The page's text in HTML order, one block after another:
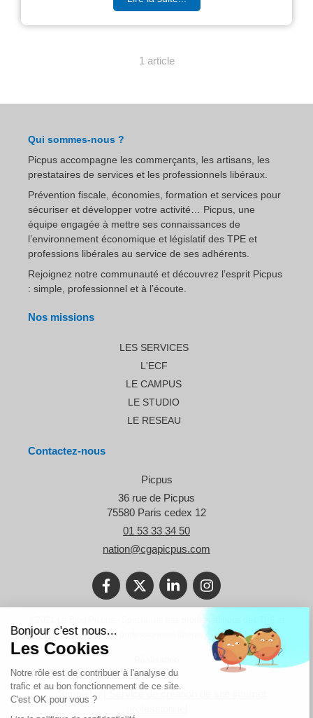
1 article
Qui sommes-nous ?
Picpus accompagne les commerçants, les artisans, les
prestataires de services et les professionnels libéraux.
Prévention fiscale, économies, formation et services pour
sécuriser et développer votre activité… Picpus, une
équipe engagée à mettre ses connaissances de
l’environnement économique et législatif des TPE et
professions libérales au service de ses adhérents.
Rejoignez notre communauté et découvrez l’esprit Picpus
: simple, professionnel et à l’écoute.
Nos missions
LES SERVICES
L'ECF
LE CAMPUS
LE STUDIO
LE RESEAU
Contactez-nous
Picpus
36 rue de Picpus
75580 Paris cedex 12
01 53 33 34 50
nation@cgapicpus.com
des professionnels libéraux.
Continuer sans accepter
Bonjour c'est nous...
Les Cookies
Notre rôle est de contribuer à l'analyse du
trafic et au bon fonctionnement de ce site.
C'est OK pour vous ?